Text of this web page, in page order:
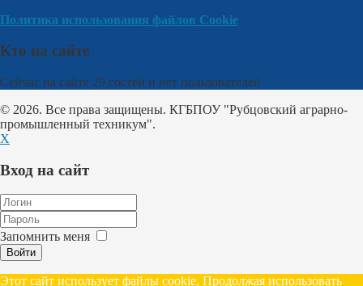
Политика использования файлов Cookie
Кто на сайте
Сейчас на сайте 29 гостей и нет пользователей
© 2026. Все права защищены. КГБПОУ "Рубцовский аграрно-
промышленный техникум".
X
Вход на сайт
Запомнить меня
Войти
Этот сайт использует файлы cookie. Продолжая использовать